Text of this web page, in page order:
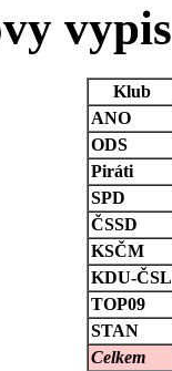
vypis
Klub
ANO
ODS
Piráti
SPD
ČSSD
KSČM
KDU-ČSL
TOP09
STAN
Celkem